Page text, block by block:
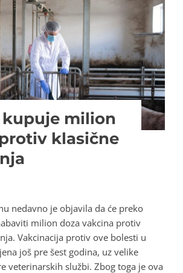
kupuje milion
klasične
nedavno je objavila da će preko
milion doza vakcina protiv
Vakcinacija protiv ove bolesti u
još pre šest godina, uz velike
veterinarskih službi. Zbog toga je ova